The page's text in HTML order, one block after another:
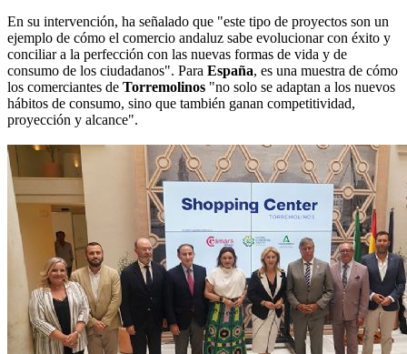
En su intervención, ha señalado que "este tipo de proyectos son un
ejemplo de cómo el comercio andaluz sabe evolucionar con éxito y
conciliar a la perfección con las nuevas formas de vida y de
consumo de los ciudadanos". Para España, es una muestra de cómo
los comerciantes de Torremolinos "no solo se adaptan a los nuevos
hábitos de consumo, sino que también ganan competitividad,
proyección y alcance".